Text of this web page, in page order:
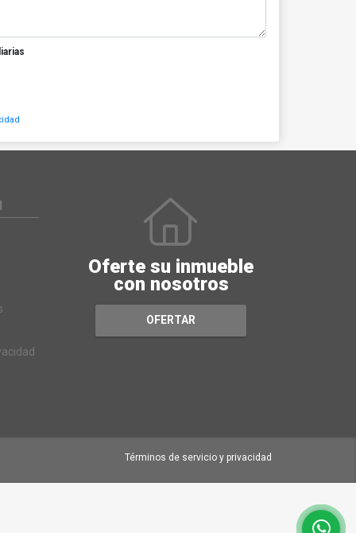
Oferte su inmueble
con nosotros
OFERTAR
Términos de servicio y privacidad